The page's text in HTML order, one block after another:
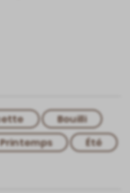
Bouilli
Printemps
Été